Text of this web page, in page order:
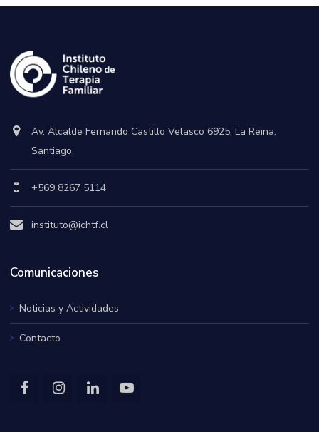
Av. Alcalde Fernando Castillo Velasco 6925, La Reina,
Santiago
+569 8267 5114
instituto@ichtf.cl
Comunicaciones
Noticias y Actividades
Contacto